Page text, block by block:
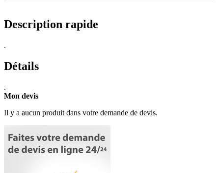
Description rapide
.
Détails
.
Mon devis
Il y a aucun produit dans votre demande de devis.